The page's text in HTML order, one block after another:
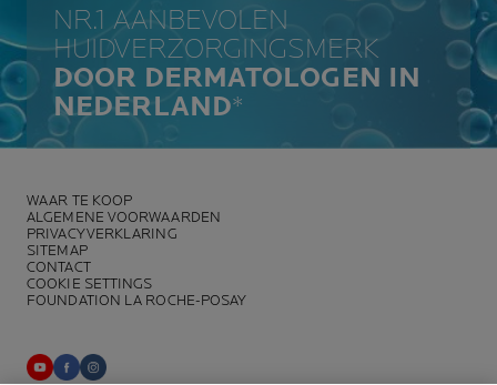
NR.1 AANBEVOLEN
HUIDVERZORGINGSMERK
DOOR DERMATOLOGEN IN
NEDERLAND*
WAAR TE KOOP
ALGEMENE VOORWAARDEN
PRIVACYVERKLARING
SITEMAP
CONTACT
COOKIE SETTINGS
FOUNDATION LA ROCHE-POSAY